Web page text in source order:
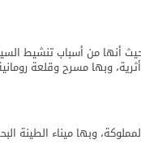
أنها من أسباب تنشيط
وبها مسرح وقلعة
وبها ميناء